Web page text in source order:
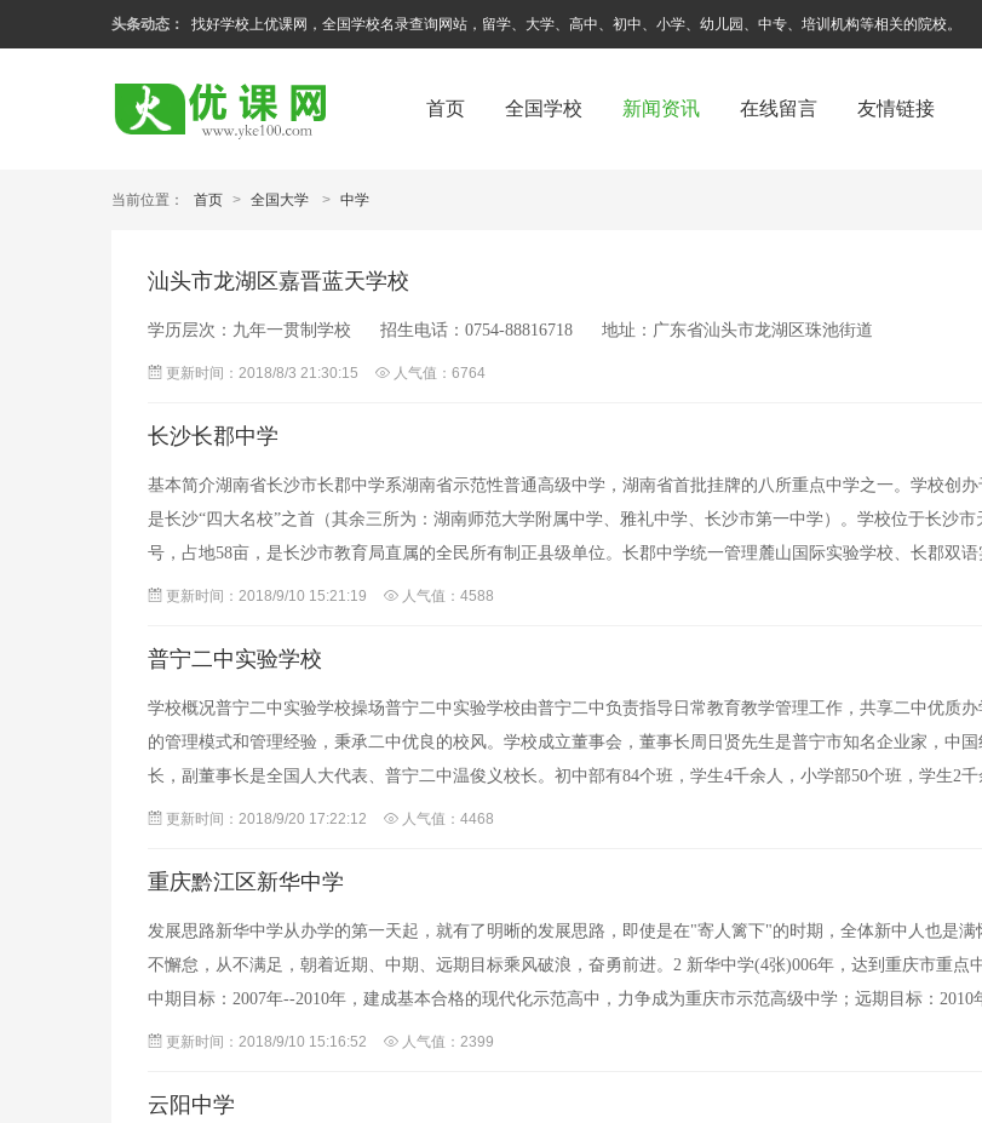
头条动态： 找好学校上优课网，全国学校名录查询网站，留学、大学、高中、初中、小学、幼儿园、中专、培训机构等相关的院校。
首页 全国学校 新闻资讯 在线留言 友情链接
当前位置： 首页 > 全国大学 > 中学
汕头市龙湖区嘉晋蓝天学校
学历层次：九年一贯制学校 招生电话：0754-88816718 地址：广东省汕头市龙湖区珠池街道
更新时间：2018/8/3 21:30:15 人气值：6764
长沙长郡中学
基本简介湖南省长沙市长郡中学系湖南省示范性普通高级中学，湖南省首批挂牌的八所重点中学之一。学校创办
是长沙“四大名校”之首（其余三所为：湖南师范大学附属中学、雅礼中学、长沙市第一中学）。学校位于长沙市
号，占地58亩，是长沙市教育局直属的全民所有制正县级单位。长郡中学统一管理麓山国际实验学校、长郡双
湖中学、湘郡未来实验学校、长郡芙蓉中学、湖
更新时间：2018/9/10 15:21:19 人气值：4588
普宁二中实验学校
学校概况普宁二中实验学校操场普宁二中实验学校由普宁二中负责指导日常教育教学管理工作，共享二中优质
的管理模式和管理经验，秉承二中优良的校风。学校成立董事会，董事长周日贤先生是普宁市知名企业家，中
长，副董事长是全国人大代表、普宁二中温俊义校长。初中部有84个班，学生4千余人，小学部50个班，学生2
校各种教育教学设施均按省一级学校标准设计和建
更新时间：2018/9/20 17:22:12 人气值：4468
重庆黔江区新华中学
发展思路新华中学从办学的第一天起，就有了明晰的发展思路，即使是在"寄人篱下"的时期，全体新中人也是满
不懈怠，从不满足，朝着近期、中期、远期目标乘风破浪，奋勇前进。2 新华中学(4张)006年，达到重庆市重点
中期目标：2007年--2010年，建成基本合格的现代化示范高中，力争成为重庆市示范高级中学；远期目标：2010
现代化的示范高中
更新时间：2018/9/10 15:16:52 人气值：2399
云阳中学